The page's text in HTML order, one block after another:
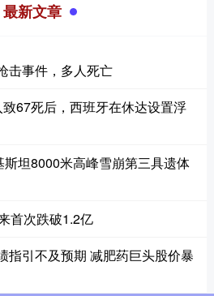
最新文章
击事件，多人死亡
67死后，西班牙在休达设置浮
坦8000米高峰雪崩第三具遗体
首次跌破1.2亿
指引不及预期 减肥药巨头股价暴